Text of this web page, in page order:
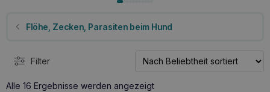
Flöhe, Zecken, Parasiten beim Hund
Filter
Alle 16 Ergebnisse werden angezeigtNach